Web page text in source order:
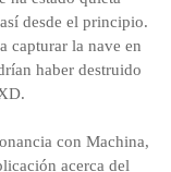
desde el principio.
capturar la nave en
haber destruido
con Machina,
acerca del